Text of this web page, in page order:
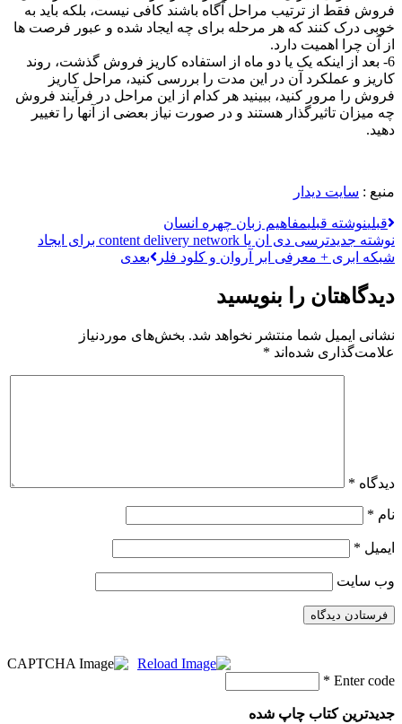
فروش فقط از ترتیب مراحل آگاه باشند کافی نیست، بلکه باید به
خوبی درک کنند که هر مرحله برای چه ایجاد شده و عبور فرصت ها
از آن چرا اهمیت دارد.
6- بعد از اینکه یک یا دو ماه از استفاده کاریز فروش گذشت، روند
کاریز و عملکرد آن در این مدت را بررسی کنید، مراحل کاریز
فروش را مرور کنید، ببینید هر کدام از این مراحل در فرآیند فروش
چه میزان تاثیرگذار هستند و در صورت نیاز بعضی از آنها را تغییر
دهید.
منبع : سایت دیدار
قبلینوشته قبلیمفاهیم زبان چهره انسان
نوشته جدیدتر
سی دی ان یا content delivery network برای ایجاد
شبکه ابری + معرفی ابر آروان و کلود فلر
بعدی
دیدگاهتان را بنویسید
نشانی ایمیل شما منتشر نخواهد شد. بخش‌های موردنیاز
علامت‌گذاری شده‌اند *
دیدگاه *
نام *
ایمیل *
وب‌ سایت
Enter code
*
جدیدترین کتاب چاپ شده